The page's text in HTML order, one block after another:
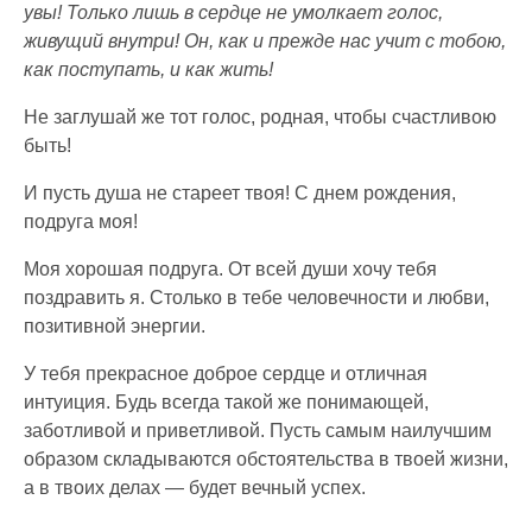
увы! Только лишь в сердце не умолкает голос,
живущий внутри! Он, как и прежде нас учит с тобою,
как поступать, и как жить!
Не заглушай же тот голос, родная, чтобы счастливою
быть!
И пусть душа не стареет твоя! С днем рождения,
подруга моя!
Моя хорошая подруга. От всей души хочу тебя
поздравить я. Столько в тебе человечности и любви,
позитивной энергии.
У тебя прекрасное доброе сердце и отличная
интуиция. Будь всегда такой же понимающей,
заботливой и приветливой. Пусть самым наилучшим
образом складываются обстоятельства в твоей жизни,
а в твоих делах — будет вечный успех.